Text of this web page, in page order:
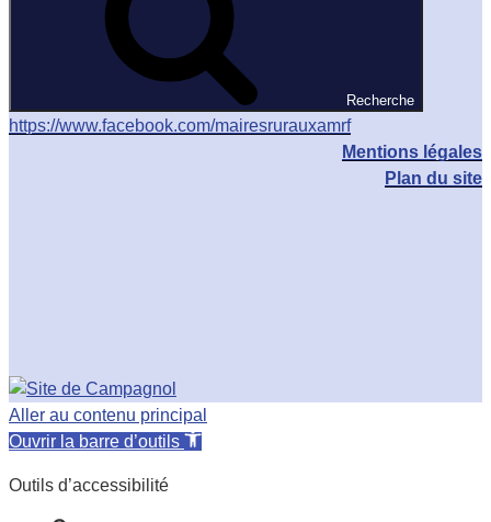
Recherche
https://www.facebook.com/mairesrurauxamrf
Mentions légales
Plan du site
Aller au contenu principal
Ouvrir la barre d’outils
Outils d’accessibilité